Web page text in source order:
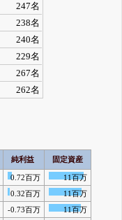
247名
238名
240名
229名
267名
262名
純利益 固定資産
0.72百万
11百万
0.32百万
11百万
-0.73百万
11百万